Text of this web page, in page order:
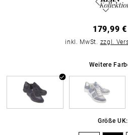
179,99
inkl. MwSt. zzgl.
Weitere
Größe UK: